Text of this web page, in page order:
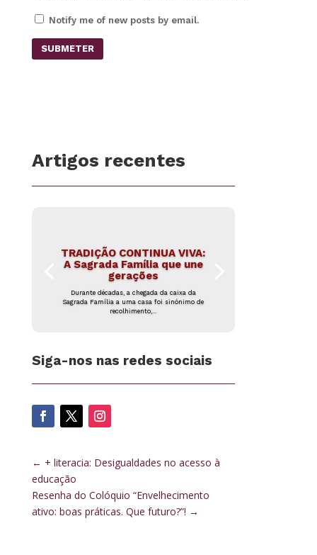
Notify me of new posts by email.
SUBMETER
Artigos recentes
TRADIÇÃO CONTINUA VIVA:
A Sagrada Família que une
gerações
Durante décadas, a chegada da caixa da
Sagrada Família a uma casa foi sinónimo de
recolhimento,...
Siga-nos nas redes sociais
← + literacia: Desigualdades no acesso à
educação
Resenha do Colóquio “Envelhecimento
ativo: boas práticas. Que futuro?”! →